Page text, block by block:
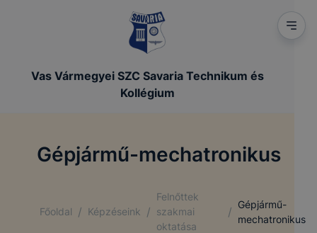
Vas Vármegyei SZC Savaria Technikum és
Kollégium
Gépjármű-mechatronikus
Főoldal / Képzéseink /
Felnőttek
szakmai
oktatása
/
Gépjármű-
mechatronikus